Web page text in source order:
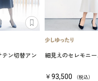
テン切替アン
細見えのセレモニ
￥93,500 （税込）